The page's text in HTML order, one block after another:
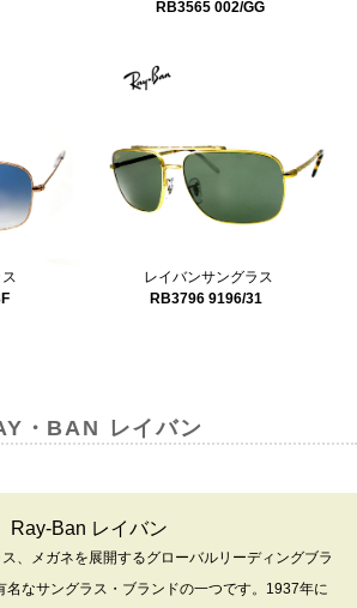
RB3565 002/GG
レイバンサングラス
RB3796 9196/31
・BAN レイバン
Ray-Ban レイバン
、メガネを展開するグローバルリーディングブラ
名なサングラス・ブランドの一つです。1937年に